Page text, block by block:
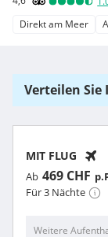
Direkt am Meer
Verteilen Sie
MIT FLUG
Ab 469 CHF
Für 3 Nächte
Weitere